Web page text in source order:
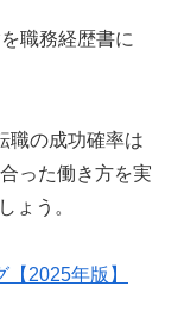
職務経歴書に
職の成功確率は
った働き方を実
ょう。
2025年版】